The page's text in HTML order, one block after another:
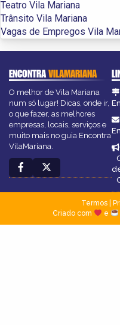
Teatro Vila Mariana
Trânsito Vila Mariana
Vagas de Empregos Vila
ENCONTRAVILAMARIANA
O melhor de Vila Mariana
num só lugar! Dicas, onde ir,
o que fazer, as melhores
empresas, locais, serviços e
muito mais no guia Encontra
VilaMariana.
Termos|
Criado com
e